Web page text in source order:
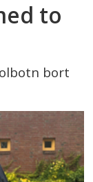
to
bort